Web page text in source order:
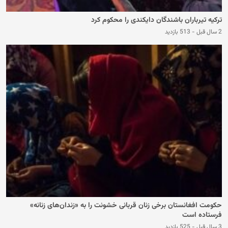
ترکیه تیرباران باشندگان دایکندی را محکوم کرد
2 سال قبل - 513 بازدید
حکومت افغانستان برخی زنان قربانی خشونت را به «زندان‌های زنانه»
فرستاده است